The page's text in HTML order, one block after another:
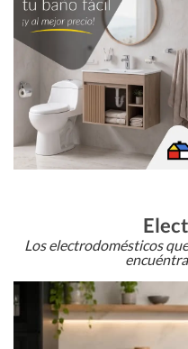
Los electrodomésticos